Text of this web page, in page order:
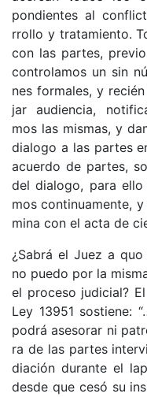
pon­dien­tes al
rro­llo y tra­ta­mien­to.
con las par­tes,
con­tro­la­mos un sin
nes for­ma­le­s, y
jar au­dien­cia,
mos las mis­ma­s, y
dia­lo­go a las par­tes
acuer­do de par­tes,
del dia­lo­go, pa­ra
mos con­ti­nua­men­te,
mi­na con el ac­ta de
¿Sa­brá el Juez a
no pue­do por la
el pro­ce­so ju­di­cia­l?
Ley 13951 sos­tie­ne:
po­drá ase­so­rar ni
ra de las par­tes
dia­ción du­ran­te el
des­de que ce­só su